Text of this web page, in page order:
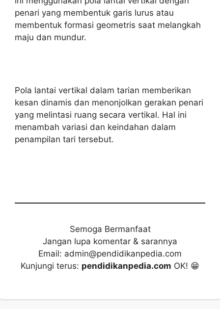
penari yang membentuk garis lurus atau
membentuk formasi geometris saat melangkah
maju dan mundur.
Pola lantai vertikal dalam tarian memberikan
kesan dinamis dan menonjolkan gerakan penari
yang melintasi ruang secara vertikal. Hal ini
menambah variasi dan keindahan dalam
penampilan tari tersebut.
Semoga Bermanfaat
Jangan lupa komentar & sarannya
Email: admin@pendidikanpedia.com
Kunjungi terus: pendidikanpedia.com OK! 😁